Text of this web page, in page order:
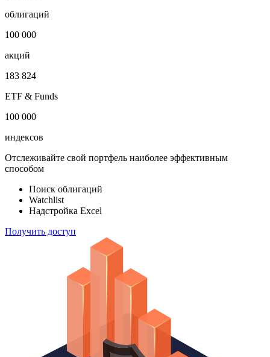
облигаций
100 000
акций
183 824
ETF & Funds
100 000
индексов
Отслеживайте свой портфель наиболее эффективным
способом
Поиск облигаций
Watchlist
Надстройка Excel
Получить доступ